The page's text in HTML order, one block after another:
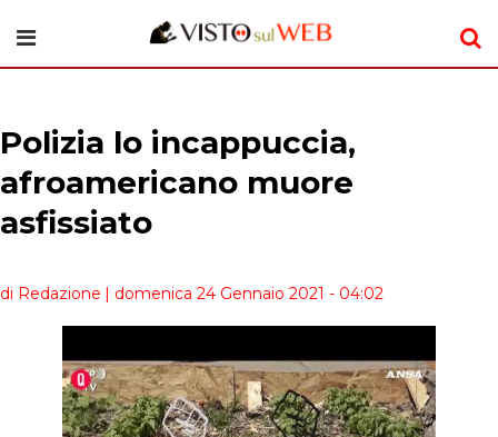
Polizia lo incappuccia,
afroamericano muore
asfissiato
di Redazione | domenica 24 Gennaio 2021 - 04:02